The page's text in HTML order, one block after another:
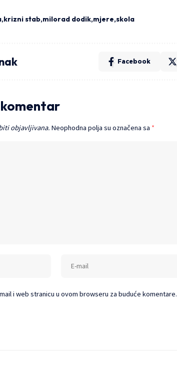
krizni stab milorad dodik mjere skola
Facebook
objavljivana. Neophodna polja su označena sa *
i web stranicu u ovom browseru za buduće komentare.